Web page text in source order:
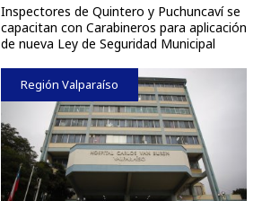
Inspectores de Quintero y Puchuncaví se
capacitan con Carabineros para aplicación
de nueva Ley de Seguridad Municipal
Región Valparaíso